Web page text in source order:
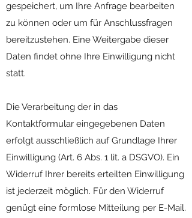
gespeichert, um Ihre Anfrage bearbeiten
zu können oder um für Anschlussfragen
bereitzustehen. Eine Weitergabe dieser
Daten findet ohne Ihre Einwilligung nicht
statt.
Die Verarbeitung der in das
Kontaktformular eingegebenen Daten
erfolgt ausschließlich auf Grundlage Ihrer
Einwilligung (Art. 6 Abs. 1 lit. a DSGVO). Ein
Widerruf Ihrer bereits erteilten Einwilligung
ist jederzeit möglich. Für den Widerruf
genügt eine formlose Mitteilung per E-Mail.